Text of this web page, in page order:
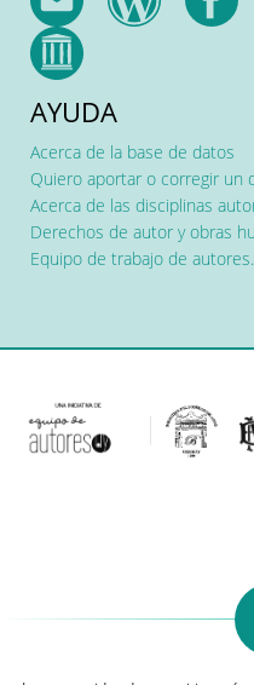
AYUDA
Acerca de la base de datos
Quiero aportar o corregir un
Acerca de las disciplinas
Derechos de autor y obras
Equipo de trabajo de